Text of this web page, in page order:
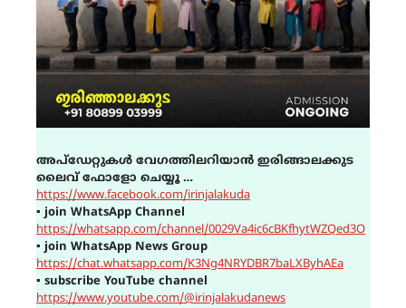
അപ്ഡേറ്റുകൾ വേഗത്തിലറിയാൻ ഇരിങ്ങാലക്കുട
ലൈവ് ഫോളോ ചെയ്യൂ …
https://www.facebook.com/irinjalakuda
▪ join WhatsApp Channel
https://whatsapp.com/channel/0029Va4ic6cBKfhytWZQed3O
▪ join WhatsApp News Group
https://chat.whatsapp.com/K3Ng4NRYDBR7baLXByhAEa
▪ subscribe YouTube channel
https://www.youtube.com/@irinjalakudanews